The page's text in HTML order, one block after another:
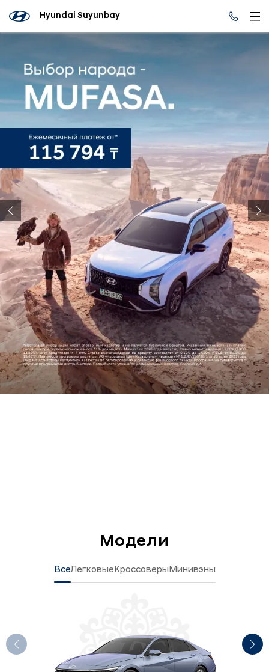
Hyundai Suyunbay
Модели
ВсеЛегковыеКроссоверыМинивэны